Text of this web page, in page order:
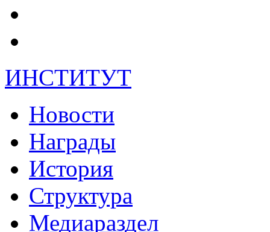
ИНСТИТУТ
Новости
Награды
История
Структура
Медиараздел